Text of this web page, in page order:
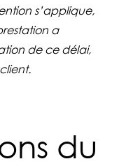
s’applique,
a
de ce délai,
du